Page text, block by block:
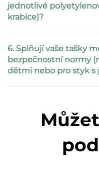
jednotlivé
krabice)?
6. Splňují vaše tašky
bezpečnostní normy
dětmi nebo pro styk s